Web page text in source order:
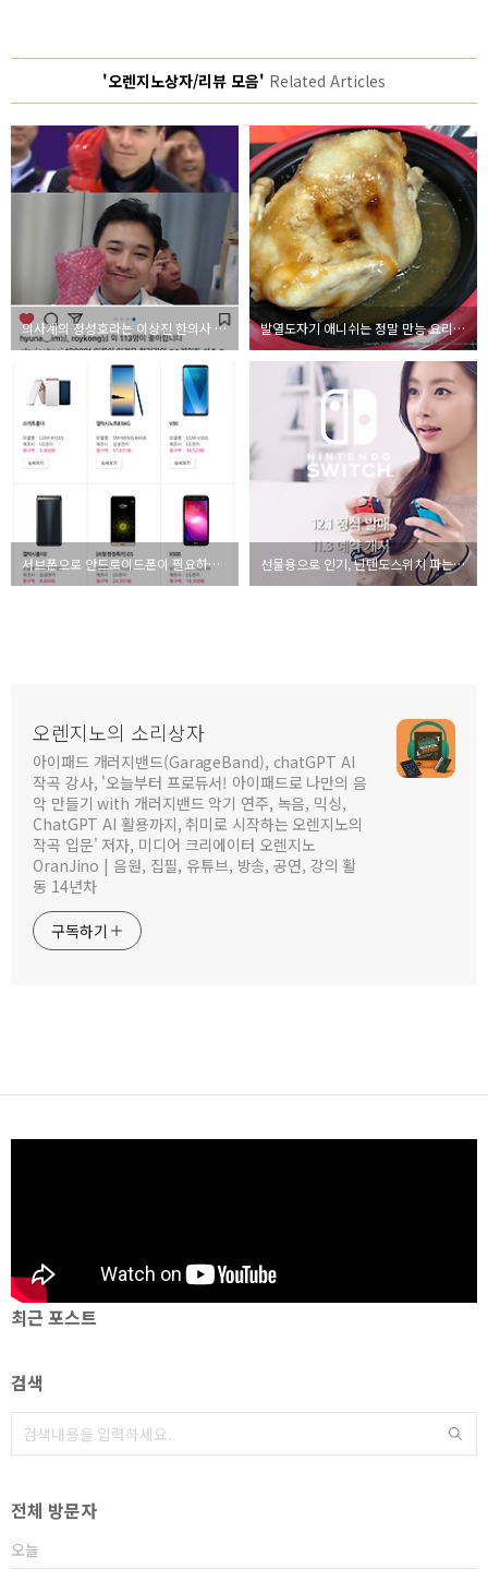
'오렌지노상자/리뷰 모음' Related Articles
의사계의 정성호라는 이상진 한의사 인스타그램 화제 발열도자기 애니쉬는 정말 만능 요리 도구인가? - 일주일 체험기
서브폰으로 안드로이드폰이 필요하신 분을 위한 사이트 추천 선물용으로 인기, 닌텐도스위치 파는곳 추천
오렌지노의 소리상자
아이패드 개러지밴드(GarageBand), chatGPT AI
작곡 강사, '오늘부터 프로듀서! 아이패드로 나만의 음
악 만들기 with 개러지밴드 악기 연주, 녹음, 믹싱,
ChatGPT AI 활용까지, 취미로 시작하는 오렌지노의
작곡 입문' 저자, 미디어 크리에이터 오렌지노
OranJino | 음원, 집필, 유튜브, 방송, 공연, 강의 활
동 14년차
구독하기
최근 포스트
검색
전체 방문자
오늘